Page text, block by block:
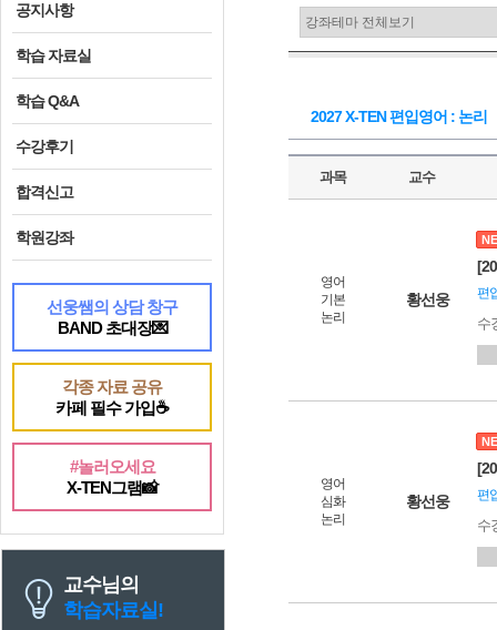
공지사항
학습 자료실
학습 Q&A
수강후기
합격신고
학원강좌
선웅쌤의 상담 창구
BAND 초대장💌
각종 자료 공유
카페 필수 가입☕
#놀러오세요
X-TEN그램📸
교수님의
학습자료실!
2027 X-TEN 편입영어 : 논리
과목 교수
영어
기본
논리
황선웅 편
수
영어
심화
논리
황선웅 편
수